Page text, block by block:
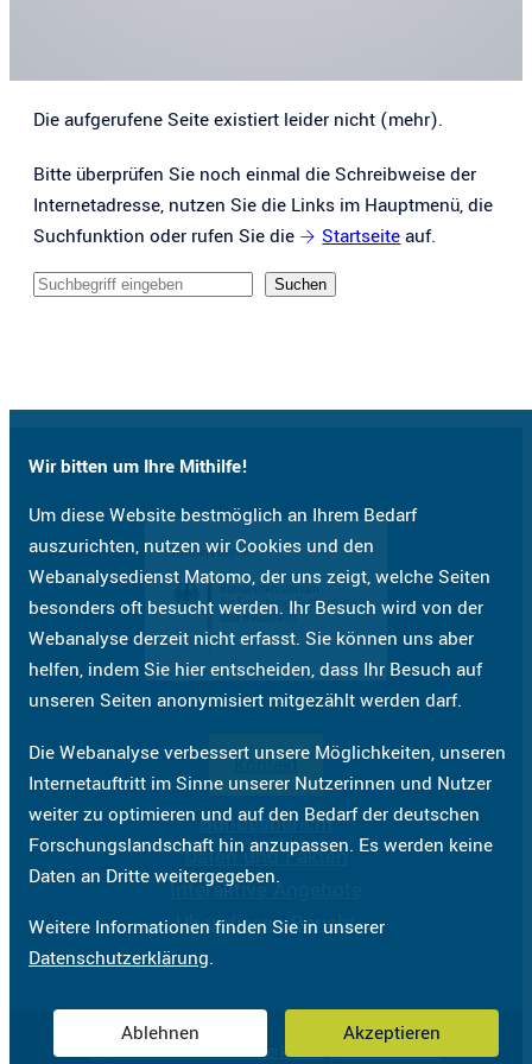
Wir bitten um Ihre Mithilfe!
Um diese Website bestmöglich an Ihrem Bedarf
auszurichten, nutzen wir Cookies und den
Webanalysedienst Matomo, der uns zeigt, welche Seiten
besonders oft besucht werden. Ihr Besuch wird von der
Webanalyse derzeit nicht erfasst. Sie können uns aber
helfen, indem Sie hier entscheiden, dass Ihr Besuch auf
unseren Seiten anonymisiert mitgezählt werden darf.
Die Webanalyse verbessert unsere Möglichkeiten, unseren
Internetauftritt im Sinne unserer Nutzerinnen und Nutzer
weiter zu optimieren und auf den Bedarf der deutschen
Forschungslandschaft hin anzupassen. Es werden keine
Daten an Dritte weitergegeben.
Weitere Informationen finden Sie in unserer
Datenschutzerklärung.
Ablehnen Akzeptieren
Die aufgerufene Seite existiert leider nicht (mehr).
Bitte überprüfen Sie noch einmal die Schreibweise der
Internetadresse, nutzen Sie die Links im Hauptmenü, die
Suchfunktion oder rufen Sie die
Startseiteauf.
Sucheingabe
Suchen
Kontakt
Bundesbericht
Daten und Fakten
Interaktive Angebote
Über diesen Bericht
ImpressumDatenschutzerklärungBarrierefreiheit